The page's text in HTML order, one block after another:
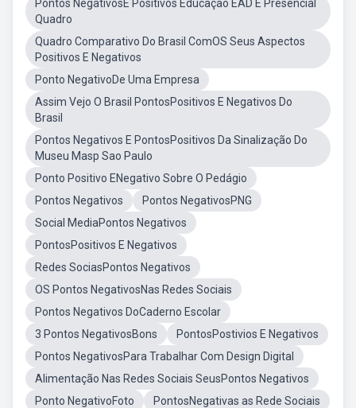
Pontos NegativosE Positivos Educaçao EAD E Presencial
Quadro
Quadro Comparativo Do Brasil ComOS Seus Aspectos
Positivos E Negativos
Ponto NegativoDe Uma Empresa
Assim Vejo O Brasil PontosPositivos E Negativos Do
Brasil
Pontos Negativos E PontosPositivos Da Sinalização Do
Museu Masp Sao Paulo
Ponto Positivo ENegativo Sobre O Pedágio
Pontos Negativos
Pontos NegativosPNG
Social MediaPontos Negativos
PontosPositivos E Negativos
Redes SociasPontos Negativos
OS Pontos NegativosNas Redes Sociais
Pontos Negativos DoCaderno Escolar
3 Pontos NegativosBons
PontosPostivios E Negativos
Pontos NegativosPara Trabalhar Com Design Digital
Alimentação Nas Redes Sociais SeusPontos Negativos
Ponto NegativoFoto
PontosNegativas as Rede Sociais